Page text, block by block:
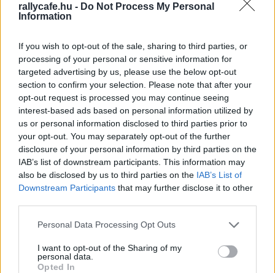
rallycafe.hu - Do Not Process My Personal
Information
If you wish to opt-out of the sale, sharing to third parties, or
processing of your personal or sensitive information for
targeted advertising by us, please use the below opt-out
section to confirm your selection. Please note that after your
opt-out request is processed you may continue seeing
interest-based ads based on personal information utilized by
us or personal information disclosed to third parties prior to
your opt-out. You may separately opt-out of the further
disclosure of your personal information by third parties on the
IAB’s list of downstream participants. This information may
also be disclosed by us to third parties on the IAB’s List of
Downstream Participants that may further disclose it to other
Please note that this website/app uses one or more Google
not limited to your visit or usage behaviour. You may click to
grant or deny consent to Google and its third-party tags to
Personal Data Processing Opt Outs
I want to opt-out of the Sharing of my
personal data.
Opted In
Végül egyszer sem ment, ami részben annak köszönhető,
hogy nem akarta áttenni a teljes életét Olaszországba.
Ekkor Tom Clarkson, a podcast házigazdája megkérdezte
tőle, hogy nem tudott-e volna úgy dolgozni, mint a
maranellóiaknál két ízben is tevékenykedő John Barnard,
aki meggyőzte az olaszok vezetését, hogy Angliában
létesíthessen tervezőirodát.
„Soha nem kérdeztem ezt meg, és nem is hiszek benne –
szélcsatornát használ], de nem hiszek a koncepcióban,
hogy kutatás-fejlesztési központod legyen egy teljesen